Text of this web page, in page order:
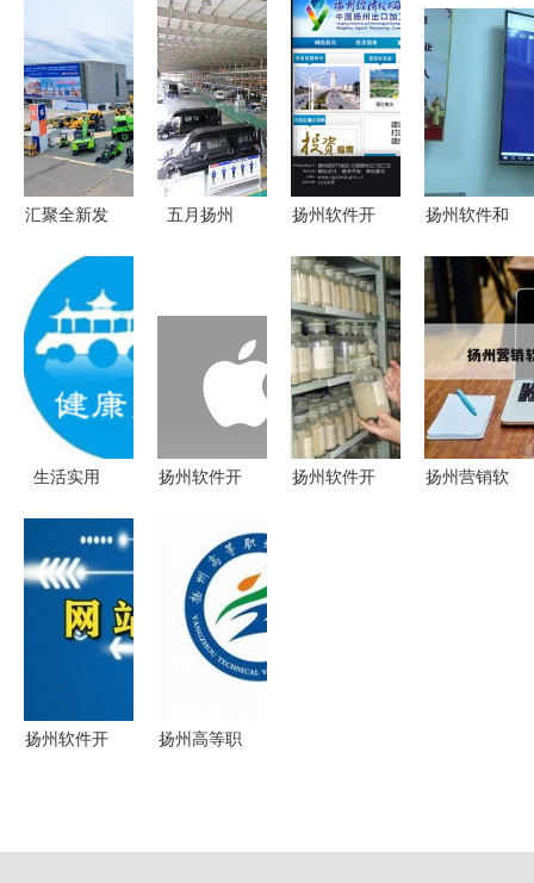
汇聚全新发
工携全系列
产品亮相
BICES
2023网络
技术服务专
场
五月扬州
星工厂，欧
睿房车特惠
团购会暨智
慧之旅
扬州软件开
帆科技浪
潮，赋能数
字化转型
扬州软件和
以重点项目
为引擎，加
快“软件名
城”建设，
蓄力网络技
术服务新生
生活实用
技让日常生
活更便捷
扬州软件开
域数字经济
的新引擎
扬州软件开
扬州营销软
扬州软件开
扬州高等职